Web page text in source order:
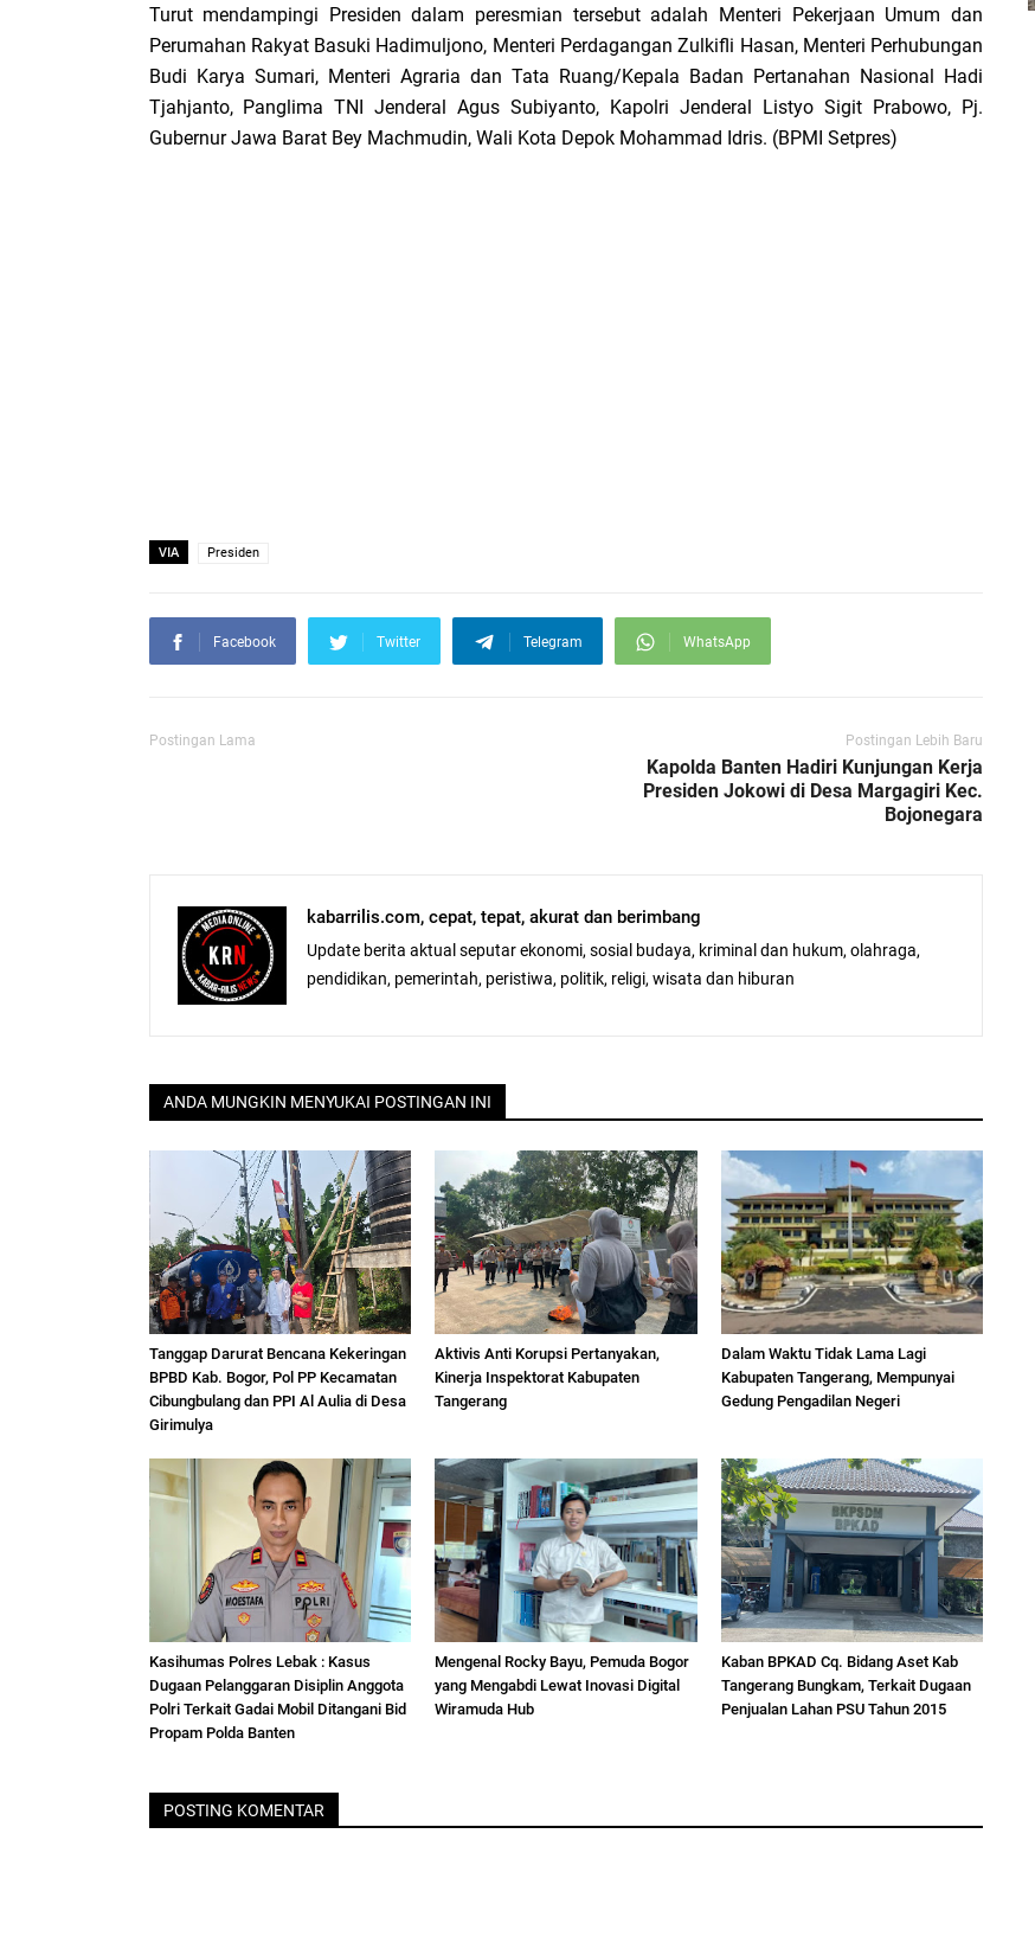
Turut mendampingi Presiden dalam peresmian tersebut adalah Menteri Pekerjaan Umum dan
Perumahan Rakyat Basuki Hadimuljono, Menteri Perdagangan Zulkifli Hasan, Menteri Perhubungan
Budi Karya Sumari, Menteri Agraria dan Tata Ruang/Kepala Badan Pertanahan Nasional Hadi
Tjahjanto, Panglima TNI Jenderal Agus Subiyanto, Kapolri Jenderal Listyo Sigit Prabowo, Pj.
Gubernur Jawa Barat Bey Machmudin, Wali Kota Depok Mohammad Idris. (BPMI Setpres)
VIA Presiden
Facebook Twitter Telegram WhatsApp
Postingan Lama Postingan Lebih Baru
Kapolda Banten Hadiri Kunjungan Kerja
Presiden Jokowi di Desa Margagiri Kec.
Bojonegara
kabarrilis.com, cepat, tepat, akurat dan berimbang
Update berita aktual seputar ekonomi, sosial budaya, kriminal dan hukum, olahraga,
pendidikan, pemerintah, peristiwa, politik, religi, wisata dan hiburan
ANDA MUNGKIN MENYUKAI POSTINGAN INI
Tanggap Darurat Bencana Kekeringan
BPBD Kab. Bogor, Pol PP Kecamatan
Cibungbulang dan PPI Al Aulia di Desa
Girimulya
Aktivis Anti Korupsi Pertanyakan,
Kinerja Inspektorat Kabupaten
Tangerang
Dalam Waktu Tidak Lama Lagi
Kabupaten Tangerang, Mempunyai
Gedung Pengadilan Negeri
Kasihumas Polres Lebak : Kasus
Dugaan Pelanggaran Disiplin Anggota
Polri Terkait Gadai Mobil Ditangani Bid
Propam Polda Banten
Mengenal Rocky Bayu, Pemuda Bogor
yang Mengabdi Lewat Inovasi Digital
Wiramuda Hub
Kaban BPKAD Cq. Bidang Aset Kab
Tangerang Bungkam, Terkait Dugaan
Penjualan Lahan PSU Tahun 2015
POSTING KOMENTAR